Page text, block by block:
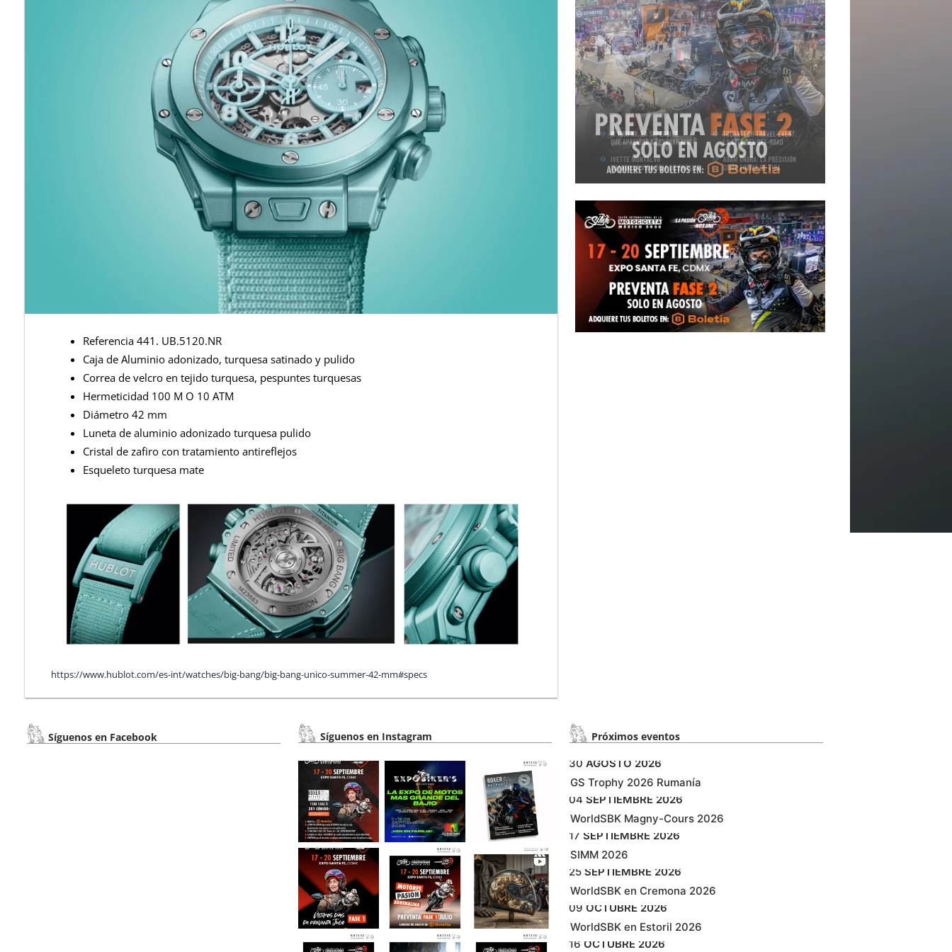
Referencia 441. UB.5120.NR
Caja de Aluminio adonizado, turquesa satinado y pulido
Correa de velcro en tejido turquesa, pespuntes turquesas
Hermeticidad 100 M O 10 ATM
Diámetro 42 mm
Luneta de aluminio adonizado turquesa pulido
Cristal de zafiro con tratamiento antireflejos
Esqueleto turquesa mate
https://www.hublot.com/es-int/watches/big-bang/big-bang-unico-summer-42-mm#specs
Síguenos en Facebook Síguenos en Instagram
Próximos eventos​
30 AGOSTO 2026
GS Trophy 2026 Rumanía
04 SEPTIEMBRE 2026
WorldSBK Magny-Cours 2026
17 SEPTIEMBRE 2026
SIMM 2026
25 SEPTIEMBRE 2026
WorldSBK en Cremona 2026
09 OCTUBRE 2026
WorldSBK en Estoril 2026
16 OCTUBRE 2026